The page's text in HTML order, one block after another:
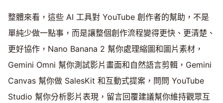
整體來看，這些 AI 工具對 YouTube 創作者的幫助，不是
單純少做一點事，而是讓整個創作流程變得更快、更清楚、
更好協作，Nano Banana 2 幫你處理縮圖和圖片素材，
Gemini Omni 幫你測試影片畫面和自然語言剪輯，Gemini
Canvas 幫你做 SalesKit 和互動式提案，問問 YouTube
Studio 幫你分析影片表現，留言回覆建議幫你維持觀眾互